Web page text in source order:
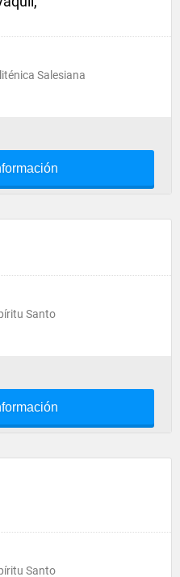
Salesiana
Santo
Santo